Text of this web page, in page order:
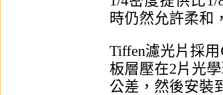
時仍然允許柔和
Tiffen濾光片採
板層壓在2片光
公差，然後安裝